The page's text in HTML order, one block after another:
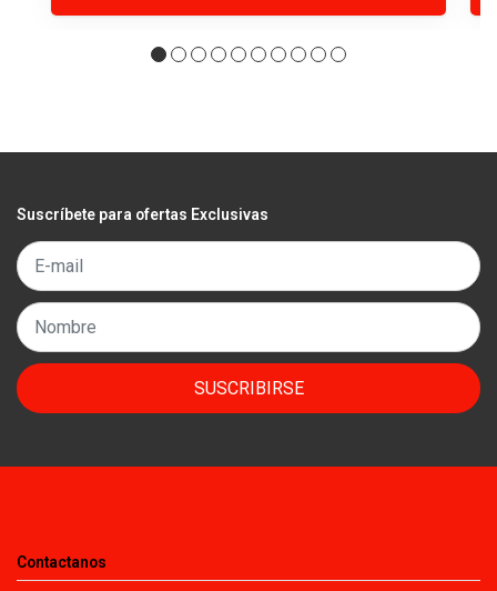
Suscríbete para ofertas Exclusivas
SUSCRIBIRSE
Contactanos